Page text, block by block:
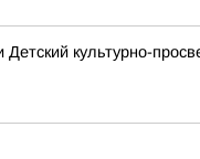
культурно-